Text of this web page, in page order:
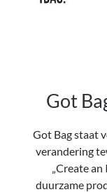
Got
Got Bag staat
verandering
„Create
duurzame